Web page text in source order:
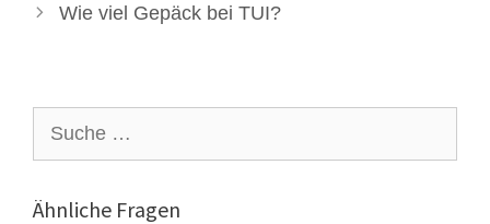
Wie viel Gepäck bei TUI?
nach:
Ähnliche Fragen